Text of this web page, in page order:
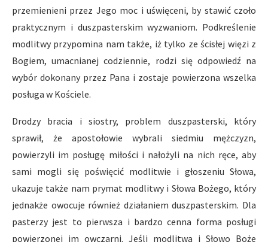
przemienieni przez Jego moc i uświęceni, by stawić czoło
praktycznym i duszpasterskim wyzwaniom. Podkreślenie
modlitwy przypomina nam także, iż tylko ze ścisłej więzi z
Bogiem, umacnianej codziennie, rodzi się odpowiedź na
wybór dokonany przez Pana i zostaje powierzona wszelka
posługa w Kościele.
Drodzy bracia i siostry, problem duszpasterski, który
sprawił, że apostołowie wybrali siedmiu mężczyzn,
powierzyli im posługę miłości i nałożyli na nich ręce, aby
sami mogli się poświęcić modlitwie i głoszeniu Słowa,
ukazuje także nam prymat modlitwy i Słowa Bożego, który
jednakże owocuje również działaniem duszpasterskim. Dla
pasterzy jest to pierwsza i bardzo cenna forma posługi
powierzonej im owczarni. Jeśli modlitwa i Słowo Boże